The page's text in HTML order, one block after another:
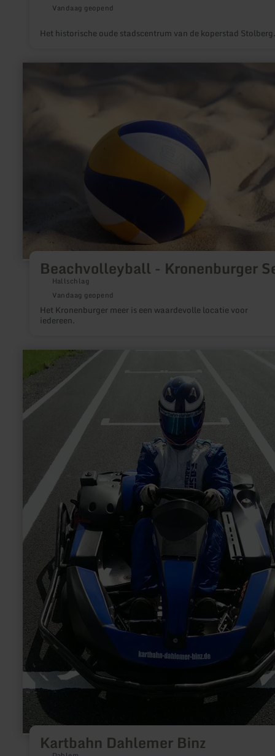
Vandaag geopend
Het historische oude stadscentrum van de koperstad Stolberg.
Beachvolleyball - Kronenburger
Hallschlag
Vandaag geopend
Het Kronenburger meer is een waardevolle locatie voor
iedereen.
Kartbahn Dahlemer Binz
informatie
over:
Kartbahn
Dahlemer
Binz